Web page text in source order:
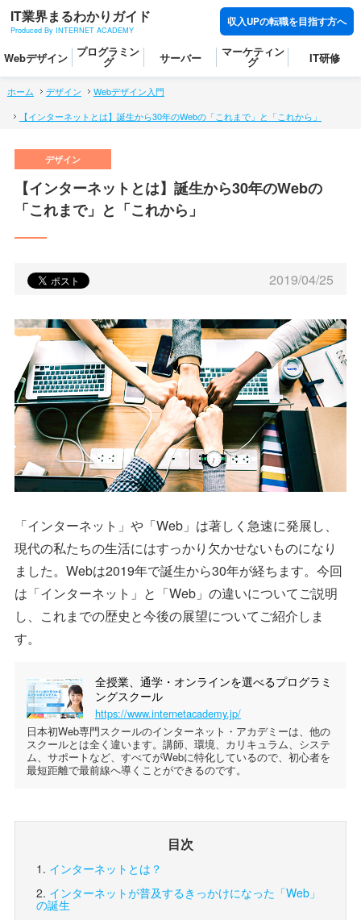
IT業界まるわかりガイド
Produced By INTERNET ACADEMY
収入UPの転職を目指す方へ
Webデザイン プログラミン
グ サーバー マーケティン
グ IT研修
ホーム デザイン
Webデザイン入門
【インターネットとは】誕生から30年のWebの「これまで」と「これから」
【インターネットとは】誕生から30年のWebの
「これまで」と「これから」
2019/04/25
「インターネット」や「Web」は著しく急速に発展し、
現代の私たちの生活にはすっかり欠かせないものになり
ました。Webは2019年で誕生から30年が経ちます。今回
は「インターネット」と「Web」の違いについてご説明
し、これまでの歴史と今後の展望についてご紹介しま
す。
全授業、通学・オンラインを選べるプログラミ
ングスクール
https://www.internetacademy.jp/
日本初Web専門スクールのインターネット・アカデミーは、他の
スクールとは全く違います。講師、環境、カリキュラム、システ
ム、サポートなど、すべてがWebに特化しているので、初心者を
最短距離で最前線へ導くことができるのです。
目次
インターネットとは？
インターネットが普及するきっかけになった「Web」
の誕生